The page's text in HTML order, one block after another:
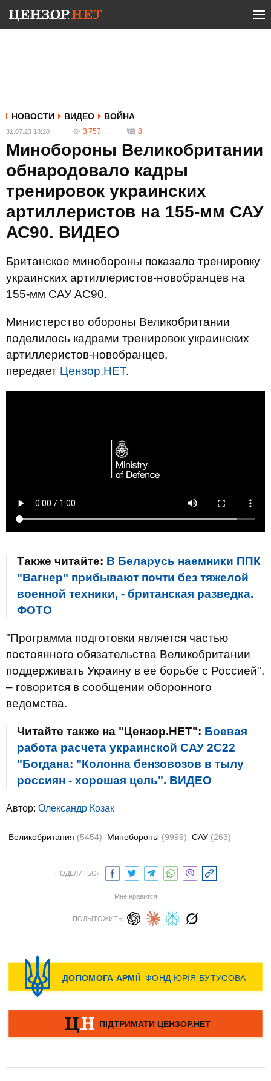
НОВОСТИ ВИДЕО ВОЙНА
31.07.23 18:20 3 757 8
Минобороны Великобритании
обнародовало кадры
тренировок украинских
артиллеристов на 155-мм САУ
АС90. ВИДЕО
Британское минобороны показало тренировку
украинских артиллеристов-новобранцев на
155-мм САУ АС90.
Министерство обороны Великобритании
поделилось кадрами тренировок украинских
артиллеристов-новобранцев,
передает Цензор.НЕТ.
Также читайте: В Беларусь наемники ППК
"Вагнер" прибывают почти без тяжелой
военной техники, - британская разведка.
ФОТО
"Программа подготовки является частью
постоянного обязательства Великобритании
поддерживать Украину в ее борьбе с Россией",
– говорится в сообщении оборонного
ведомства.
Читайте также на "Цензор.НЕТ": Боевая
работа расчета украинской САУ 2С22
"Богдана: "Колонна бензовозов в тылу
россиян - хорошая цель". ВИДЕО
Автор: Олександр Козак
Великобритания (5454) Минобороны (9999) САУ (263)
ПОДЕЛИТЬСЯ:
Мне нравится
ПОДЫТОЖИТЬ: